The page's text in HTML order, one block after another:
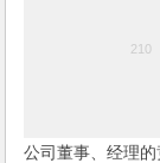
公司董事、经理